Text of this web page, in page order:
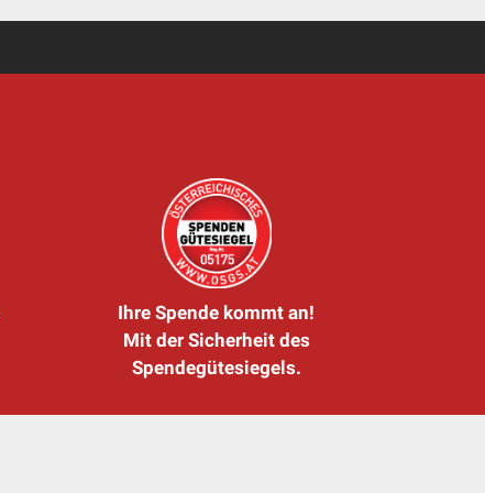
Ihre Spende kommt an!
Mit der Sicherheit des
Spendegütesiegels.